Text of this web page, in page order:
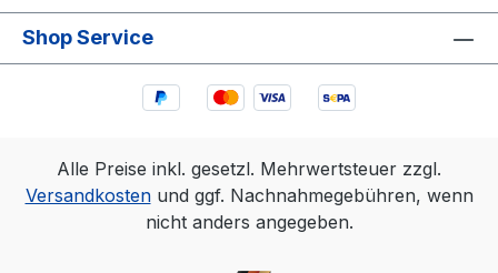
Shop Service
Alle Preise inkl. gesetzl. Mehrwertsteuer zzgl.
Versandkostenund ggf. Nachnahmegebühren, wenn
nicht anders angegeben.